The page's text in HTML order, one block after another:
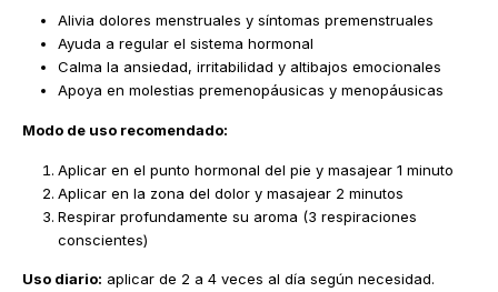
Alivia dolores menstruales y síntomas premenstruales
Ayuda a regular el sistema hormonal
Calma la ansiedad, irritabilidad y altibajos emocionales
Apoya en molestias premenopáusicas y menopáusicas
Modo de uso recomendado:
Aplicar en el punto hormonal del pie y masajear 1 minuto
Aplicar en la zona del dolor y masajear 2 minutos
Respirar profundamente su aroma (3 respiraciones
conscientes)
Uso diario: aplicar de 2 a 4 veces al día según necesidad.